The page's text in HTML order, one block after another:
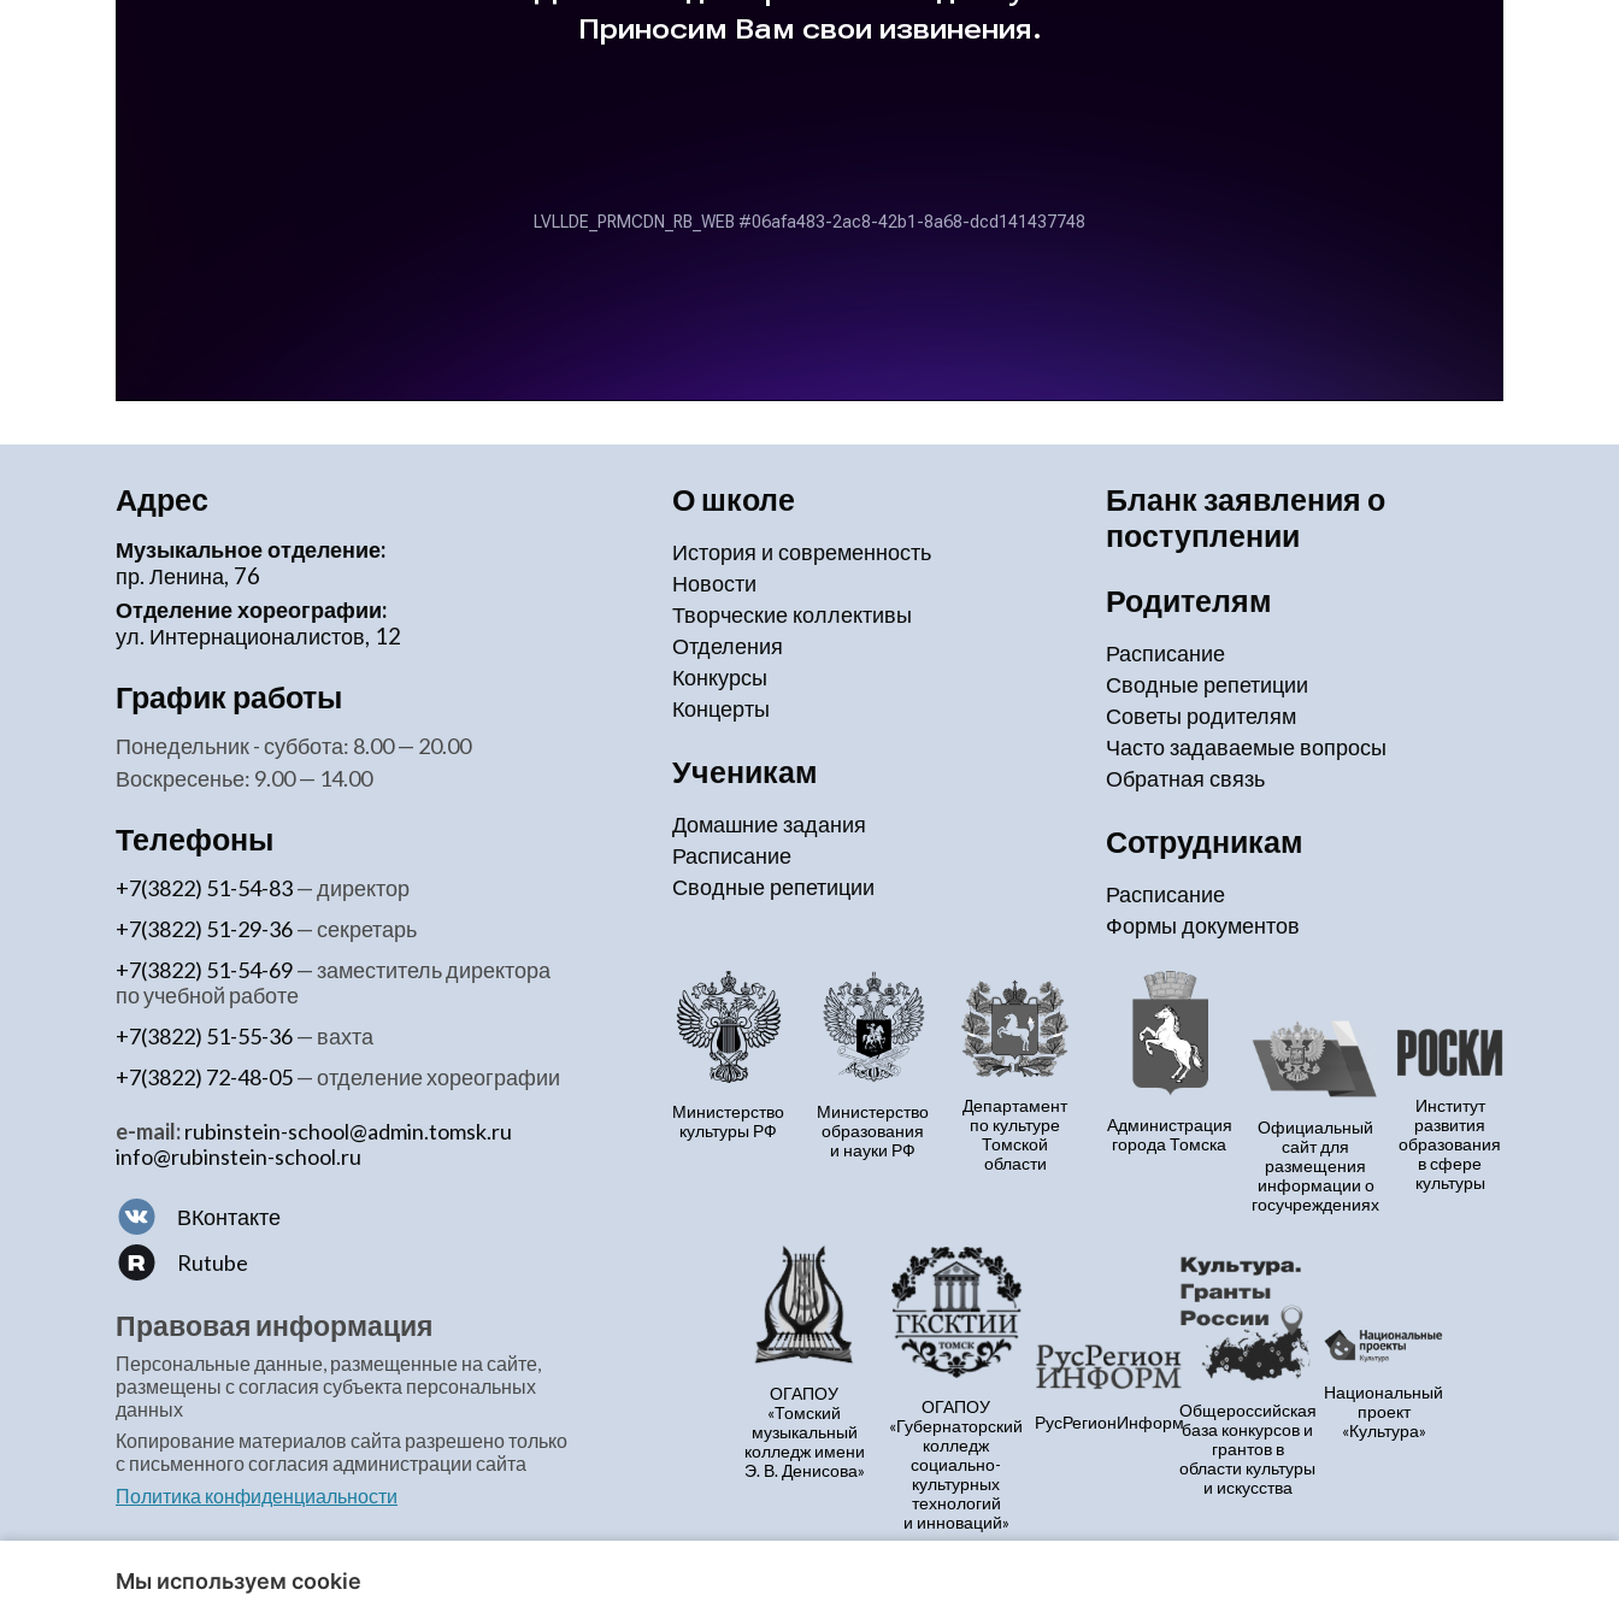
Адрес
Музыкальное отделение:
пр. Ленина, 76
Отделение хореографии:
ул. Интернационалистов, 12
График работы
понедельник - суббота: 8.00 — 20.00
воскресенье: 9.00 — 14.00
Телефоны
+7(3822) 51-54-83— директор
+7(3822) 51-29-36— секретарь
+7(3822) 51-54-69— заместитель директора
по учебной работе
+7(3822) 51-55-36— вахта
+7(3822) 72-48-05— отделение хореографии
e-mail:rubinstein-school@admin.tomsk.ru
info@rubinstein-school.ru
ВКонтакте
Rutube
Правовая информация
Персональные данные, размещенные на сайте,
размещены с согласия субъекта персональных
данных
Копирование материалов сайта разрешено только
с письменного согласия администрации сайта
Политика конфиденциальности
О школе
История и современность
Новости
Творческие коллективы
Отделения
Конкурсы
Концерты
Ученикам
Домашние задания
Расписание
Сводные репетиции
Бланк заявления о
поступлении
Родителям
Расписание
Сводные репетиции
Советы родителям
Часто задаваемые вопросы
Обратная связь
Сотрудникам
Расписание
Формы документов
Министерство
культуры РФ
Министерство
образования
и науки РФ
Департамент
по культуре
Томской
области
Администрация
города Томска
Официальный
сайт для
размещения
информации о
госучреждениях
Институт
развития
образования
в сфере
культуры
ОГАПОУ
«Томский
музыкальный
колледж имени
Э. В. Денисова»
ОГАПОУ
«Губернаторский
колледж
социально-
культурных
технологий
и инноваций»
РусРегионИнформ
Общероссийская
база конкурсов и
грантов в
области культуры
и искусства
Национальный
проект
«Культура»
Мы используем cookie